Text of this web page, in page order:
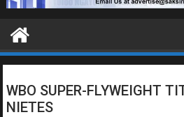
WBO SUPER-FLYWEIGHT
NIETES